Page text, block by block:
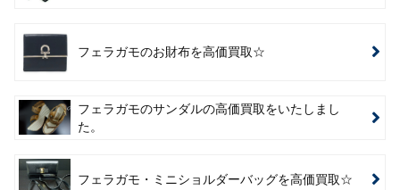
フェラガモのお財布を高価買取☆
フェラガモのサンダルの高価買取をいたしまし
た。
フェラガモ・ミニショルダーバッグを高価買取☆